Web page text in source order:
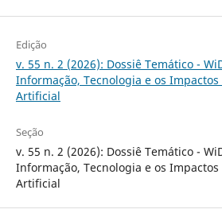
Edição
v. 55 n. 2 (2026): Dossiê Temático -
Informação, Tecnologia e os
Artificial
Seção
v. 55 n. 2 (2026): Dossiê Temático -
Informação, Tecnologia e os
Artificial